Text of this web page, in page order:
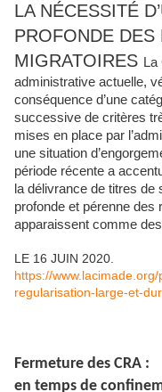
LA NÉCESSITÉ
PROFONDE
MIGRATOIRES
administrative actuelle,
conséquence d’une
successive de critères
mises en place par
une situation
période récente a
la délivrance de titres
profonde et pérenne des
apparaissent comme
LE 16 JUIN 2020.
https://
regularisation-large-et-
Fermeture des CRA :
en temps de